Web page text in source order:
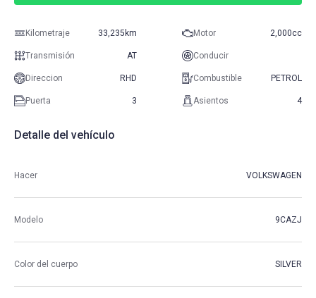
Kilometraje 33,235km Motor 2,000cc
Transmisión AT Conducir
Direccion RHD Combustible PETROL
Puerta 3 Asientos 4
Detalle del vehículo
Hacer VOLKSWAGEN
Modelo 9CAZJ
Color del cuerpo SILVER